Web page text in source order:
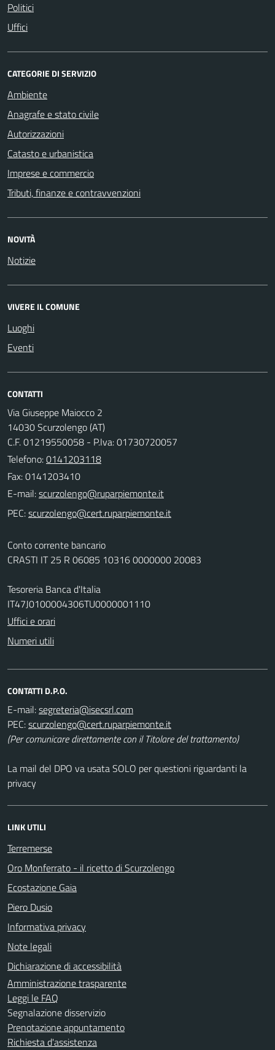
Politici
Uffici
CATEGORIE DI SERVIZIO
Ambiente
Anagrafe e stato civile
Autorizzazioni
Catasto e urbanistica
Imprese e commercio
Tributi, finanze e contravvenzioni
NOVITÀ
Notizie
VIVERE IL COMUNE
Luoghi
Eventi
CONTATTI
Via Giuseppe Maiocco 2
14030 Scurzolengo (AT)
C.F. 01219550058 - P.Iva: 01730720057
Telefono:0141203118
Fax: 0141203410
E-mail:
PEC:
Conto corrente bancario
CRASTI IT 25 R 06085 10316 0000000 20083
Tesoreria Banca d'Italia
IT47J0100004306TU0000001110
Uffici e orari
Numeri utili
CONTATTI D.P.O.
E-mail:
PEC:
(Per comunicare direttamente con il Titolare del trattamento)
La mail del DPO va usata SOLO per questioni riguardanti la
privacy
LINK UTILI
Terremerse
Oro Monferrato - il ricetto di Scurzolengo
Ecostazione Gaia
Piero Dusio
Informativa privacy
Note legali
Dichiarazione di accessibilità
Amministrazione trasparente
Leggi le FAQ
Segnalazione disservizio
Prenotazione appuntamento
Richiesta d'assistenza